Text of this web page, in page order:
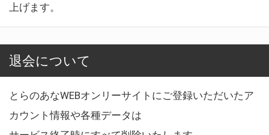
上げます。
退会について
とらのあなWEBオンリーサイトにご登録いただいたア
カウント情報や各種データは